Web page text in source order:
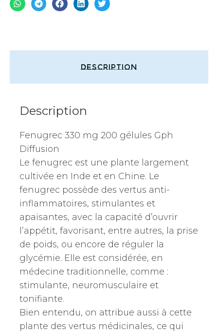
Description
Description
Fenugrec 330 mg 200 gélules Gph
Diffusion
Le fenugrec est une plante largement
cultivée en Inde et en Chine. Le
fenugrec possède des vertus anti-
inflammatoires, stimulantes et
apaisantes, avec la capacité d’ouvrir
l’appétit, favorisant, entre autres, la prise
de poids, ou encore de réguler la
glycémie. Elle est considérée, en
médecine traditionnelle, comme :
stimulante, neuromusculaire et
tonifiante.
Bien entendu, on attribue aussi à cette
plante des vertus médicinales, ce qui